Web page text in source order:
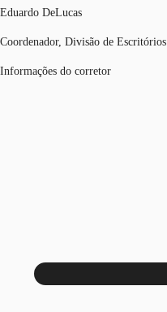
Eduardo DeLucas
Coordenador, Divisão de Escritórios
Informações do corretor